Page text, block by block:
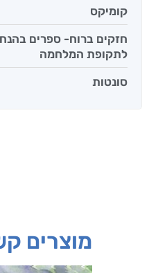
קומיקס
חזקים ברוח- ספרים
לתקופת המלחמה
סונטות
מוצרים